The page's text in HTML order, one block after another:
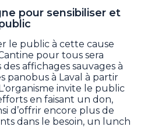
pour sensibiliser et
le public à cette cause
pour tous sera
des affichages sauvages à
panobus à Laval à partir
invite le public
en faisant un don,
d’offrir encore plus de
dans le besoin, un lunch